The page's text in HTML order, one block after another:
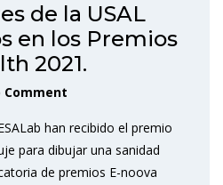
de la USAL
en los Premios
2021.
Comment
han recibido el premio
para dibujar una sanidad
de premios E-noova